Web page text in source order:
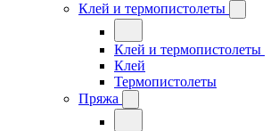
Клей и термопистолеты
Клей и термопистолеты
Клей
Термопистолеты
Пряжа